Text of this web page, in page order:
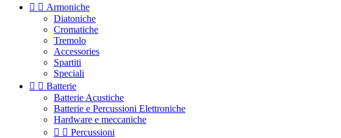
  Armoniche
Diatoniche
Cromatiche
Tremolo
Accessories
Spartiti
Speciali
  Batterie
Batterie Acustiche
Batterie e Percussioni Elettroniche
Hardware e meccaniche
  Percussioni